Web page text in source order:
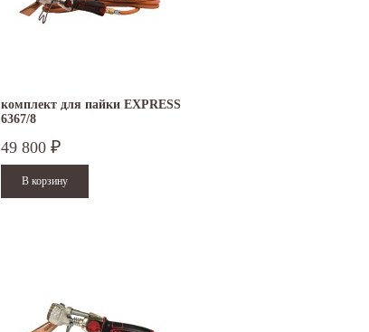
комплект для пайки EXPRESS
6367/8
49 800 ₽